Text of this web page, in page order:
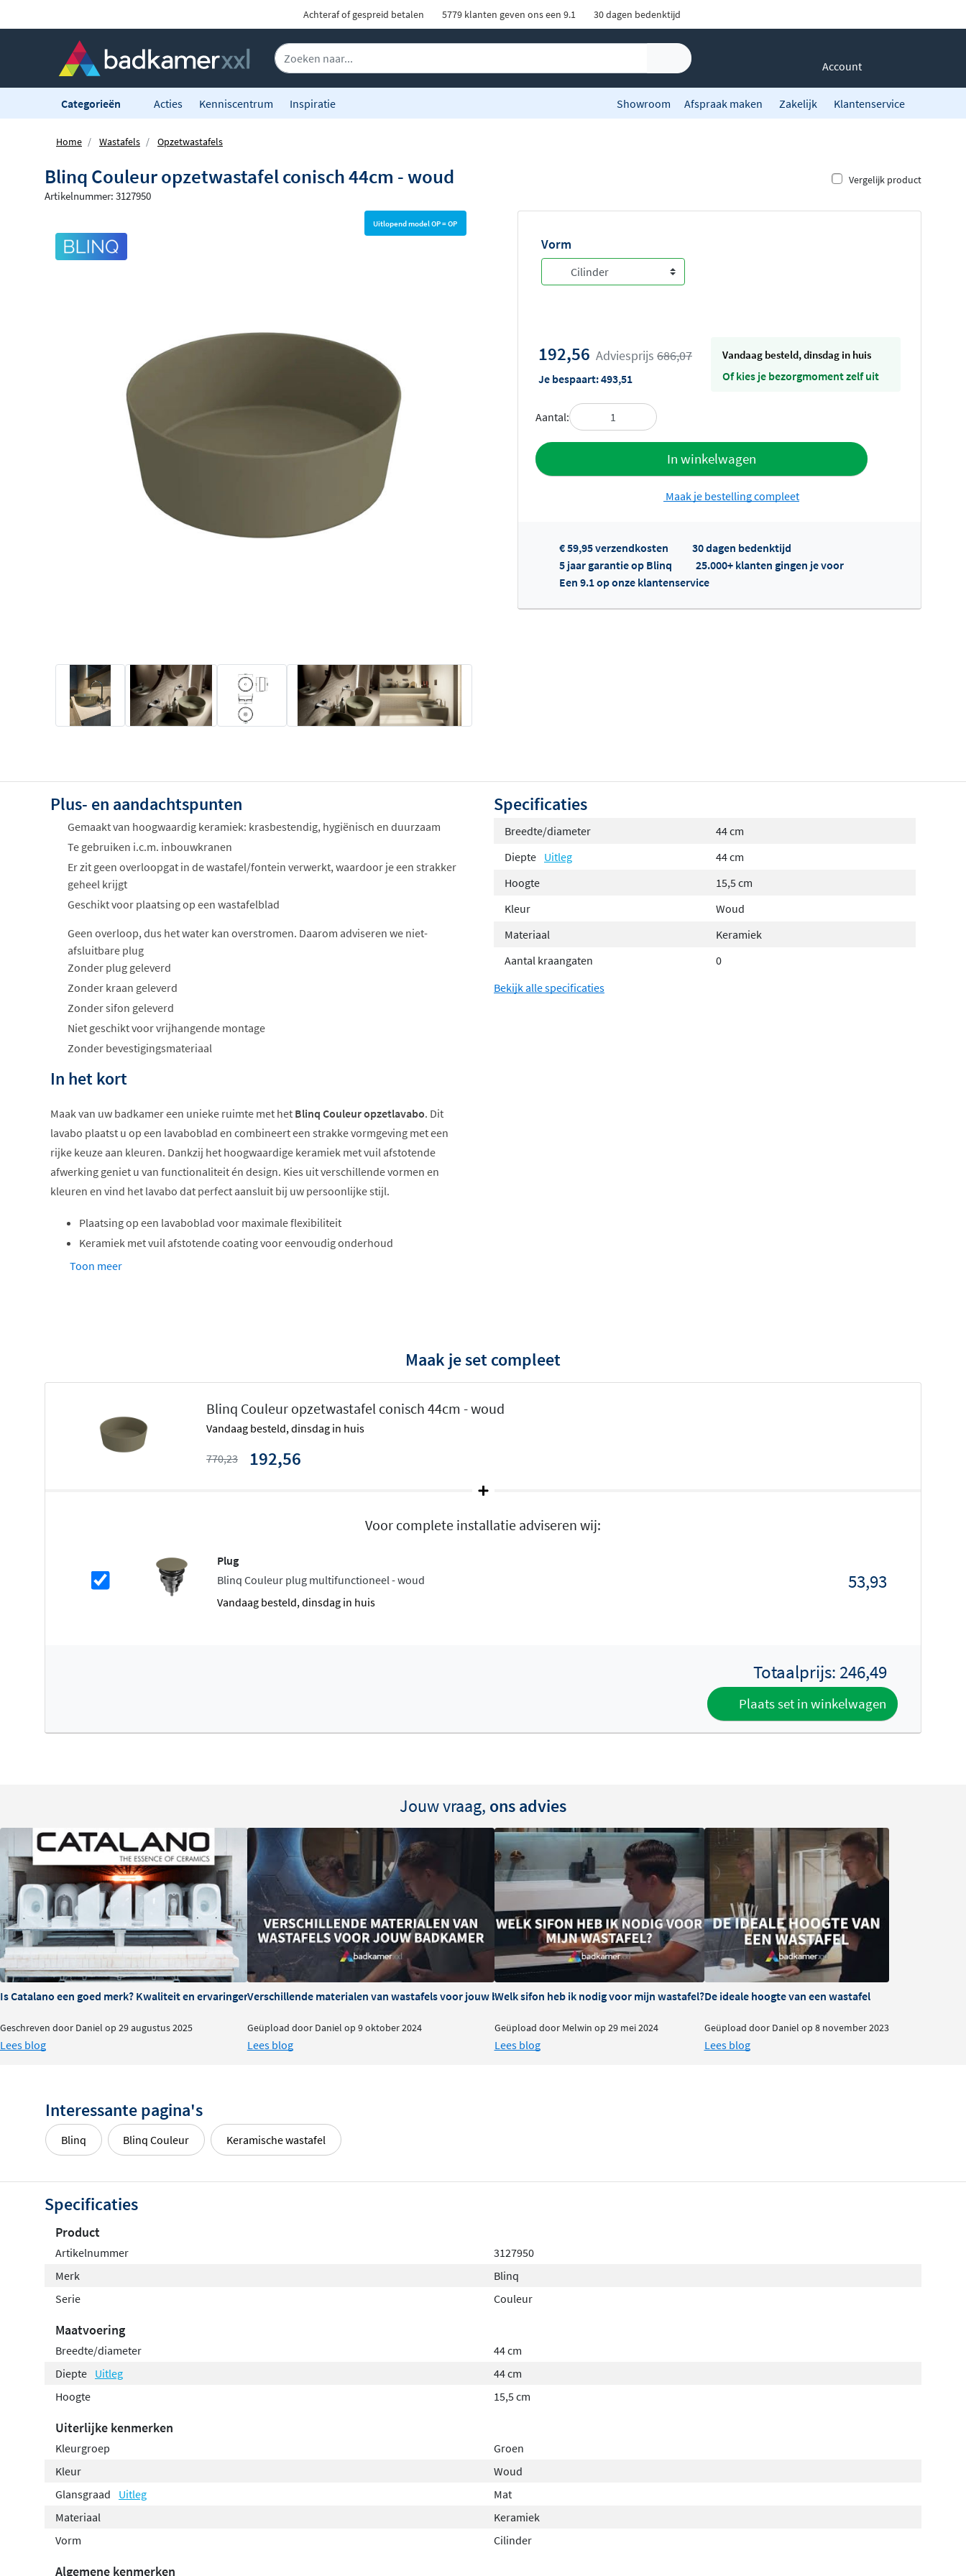
Achteraf of gespreid betalen 5779 klanten geven ons een 9.1 30 dagen bedenktijd
Account
Categorieën Acties Kenniscentrum Inspiratie Showroom Afspraak maken Zakelijk Klantenservice
Home Wastafels Opzetwastafels
Blinq Couleur opzetwastafel conisch 44cm - woud Vergelijk product
Artikelnummer: 3127950
Uitlopend model OP = OP
Vorm
192,56 Adviesprijs 686,07
Je bespaart:493,51
vandaag besteld, dinsdag in huis
Of kies je bezorgmoment zelf uit
Aantal:
In winkelwagen
Toevoegen aan offerte
Maak je bestelling compleet
€ 59,95 verzendkosten
30 dagen bedenktijd
5 jaar garantie op Blinq
25.000+ klanten gingen je voor
Een 9.1 op onze klantenservice
Plus- en aandachtspunten
Gemaakt van hoogwaardig keramiek: krasbestendig, hygiënisch en duurzaam
Te gebruiken i.c.m. inbouwkranen
Er zit geen overloopgat in de wastafel/fontein verwerkt, waardoor je een strakker
geheel krijgt
Geschikt voor plaatsing op een wastafelblad
Geen overloop, dus het water kan overstromen. Daarom adviseren we niet-
afsluitbare plug
Zonder plug geleverd
Zonder kraan geleverd
Zonder sifon geleverd
Niet geschikt voor vrijhangende montage
Zonder bevestigingsmateriaal
In het kort
Maak van uw badkamer een unieke ruimte met het Blinq Couleur opzetlavabo. Dit
lavabo plaatst u op een lavaboblad en combineert een strakke vormgeving met een
rijke keuze aan kleuren. Dankzij het hoogwaardige keramiek met vuil afstotende
afwerking geniet u van functionaliteit én design. Kies uit verschillende vormen en
kleuren en vind het lavabo dat perfect aansluit bij uw persoonlijke stijl.
Plaatsing op een lavaboblad voor maximale flexibiliteit
Keramiek met vuil afstotende coating voor eenvoudig onderhoud
Uitgevoerd zonder kraangat voor vrije kraankeuze
badkamerinrichting. Rond, rechthoekig of conisch: elke variant brengt kwaliteit en
verfijning in uw ruimte. De matte afwerking geeft een warme, natuurlijke uitstraling.
De glanzende variant zorgt juist voor een luxueuze, klassieke toets.
. Zo stemt u het lavabo volledig af op uw interieur. Gaat
u voor een neutrale tint die overal bij past? Of kiest u juist voor een opvallende kleur
die een statement maakt? De Couleur collectie biedt volop mogelijkheden om uw
persoonlijke smaak tot uiting te brengen.
. Combineer het lavabo met een passende onderkast of een zwevend
zonder afvoerplug, kraan en sifon. Zo kiest u zelf welke accessoires het beste
passen bij uw badkamer.
Toon meer
Specificaties
Breedte/diameter
44 cm
Diepte Uitleg
44 cm
Hoogte
15,5 cm
Kleur
Woud
Materiaal
Keramiek
Aantal kraangaten
0
Bekijk alle specificaties
Maak je set compleet
Blinq Couleur opzetwastafel conisch 44cm - woud
vandaag besteld, dinsdag in huis
770,23 192,56
Voor complete installatie adviseren wij:
Plug
Blinq Couleur plug multifunctioneel - woud
vandaag besteld, dinsdag in huis
53,93
Totaalprijs: 246,49
Plaats set in winkelwagen
Jouw vraag, ons advies
Is Catalano een goed merk? Kwaliteit en ervaringen
Geschreven door Daniel op 29 augustus 2025
Lees blog
Verschillende materialen van wastafels voor jouw badkamer
Geüpload door Daniel op 9 oktober 2024
Lees blog
Welk sifon heb ik nodig voor mijn wastafel?
Geüpload door Melwin op 29 mei 2024
Lees blog
De ideale hoogte van een wastafel
Geüpload door Daniel op 8 november 2023
Lees blog
Interessante pagina's
Blinq Blinq Couleur Keramische wastafel
Specificaties
Product
Artikelnummer
3127950
Merk
Blinq
Serie
Couleur
Maatvoering
Breedte/diameter
44 cm
Diepte Uitleg
44 cm
Hoogte
15,5 cm
Uiterlijke kenmerken
Kleurgroep
Groen
Kleur
Woud
Glansgraad
Uitleg
Mat
Materiaal
Keramiek
Vorm
Cilinder
Algemene kenmerken